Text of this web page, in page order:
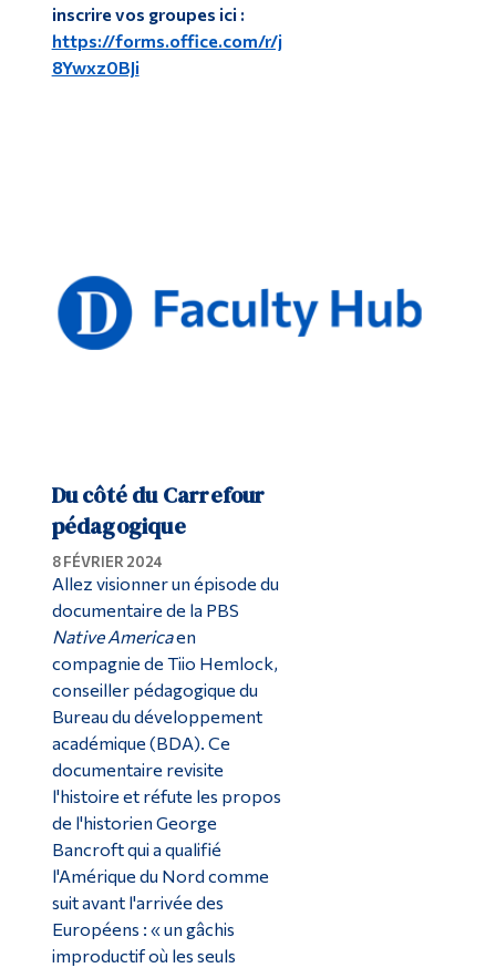
inscrire vos groupes ici :
https://forms.office.com/r/j
8Ywxz0BJi
Du côté du Carrefour
pédagogique
8 FÉVRIER 2024
Allez visionner un épisode du
documentaire de la PBS
Native Americaen
compagnie de Tiio Hemlock,
conseiller pédagogique du
Bureau du développement
académique (BDA). Ce
documentaire revisite
l'histoire et réfute les propos
de l'historien George
Bancroft qui a qualifié
l'Amérique du Nord comme
suit avant l'arrivée des
Européens : « un gâchis
improductif où les seuls